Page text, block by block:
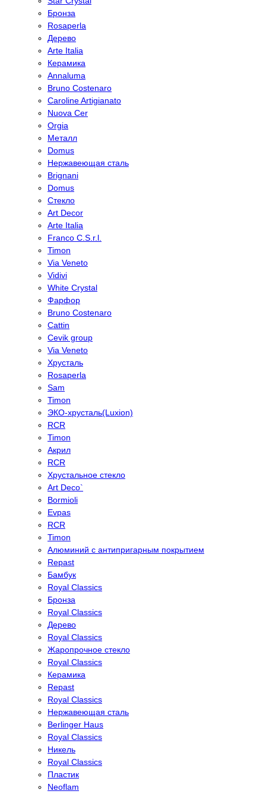
Бронза
Rosaperla
Дерево
Arte Italia
Керамика
Annaluma
Bruno Costenaro
Caroline Artigianato
Nuova Cer
Orgia
Металл
Domus
Нержавеющая сталь
Brignani
Domus
Стекло
Art Decor
Arte Italia
Franco C.S.r.l.
Timon
Via Veneto
Vidivi
White Crystal
Фарфор
Bruno Costenaro
Cattin
Cevik group
Via Veneto
Хрусталь
Rosaperla
Sam
Timon
ЭКО-хрусталь(Luxion)
RCR
Timon
Акрил
RCR
Хрустальное стекло
Art Deco`
Bormioli
Evpas
RCR
Timon
Алюминий с антипригарным покрытием
Repast
Бамбук
Royal Classics
Бронза
Royal Classics
Дерево
Royal Classics
Жаропрочное стекло
Royal Classics
Керамика
Repast
Royal Classics
Нержавеющая сталь
Berlinger Haus
Royal Classics
Никель
Royal Classics
Пластик
Neoflam